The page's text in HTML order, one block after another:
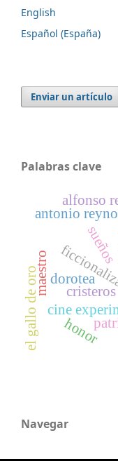
English
Español (España)
Enviar un artículo
Palabras clave
cristeros
cine
antonio
el gallo de oro dorotea
sueños
maestro
alfonso
honor
Navegar